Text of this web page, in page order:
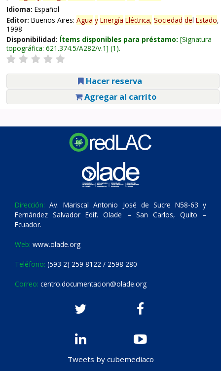
Idioma: Español
Editor: Buenos Aires: Agua y Energía Eléctrica, Sociedad del Estado,
1998
Disponibilidad: Ítems disponibles para préstamo: Signatura
topográfica: 621.374.5/A282/v.1 (1).
Hacer reserva
Agregar al carrito
Dirección: Av. Mariscal Antonio José de Sucre N58-63 y
Fernández Salvador Edif. Olade – San Carlos, Quito –
Ecuador.
Web: www.olade.org
Teléfono: (593 2) 259 8122 / 2598 280
Correo: centro.documentacion@olade.org
Tweets by cubemediaco